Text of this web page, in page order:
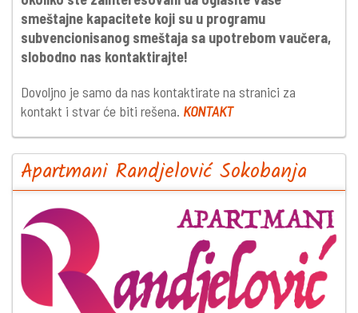
smeštajne kapacitete koji su u programu
subvencionisanog smeštaja sa upotrebom vaučera,
slobodno nas kontaktirajte!
Dovoljno je samo da nas kontaktirate na stranici za
kontakt i stvar će biti rešena. KONTAKT
Apartmani Randjelović Sokobanja